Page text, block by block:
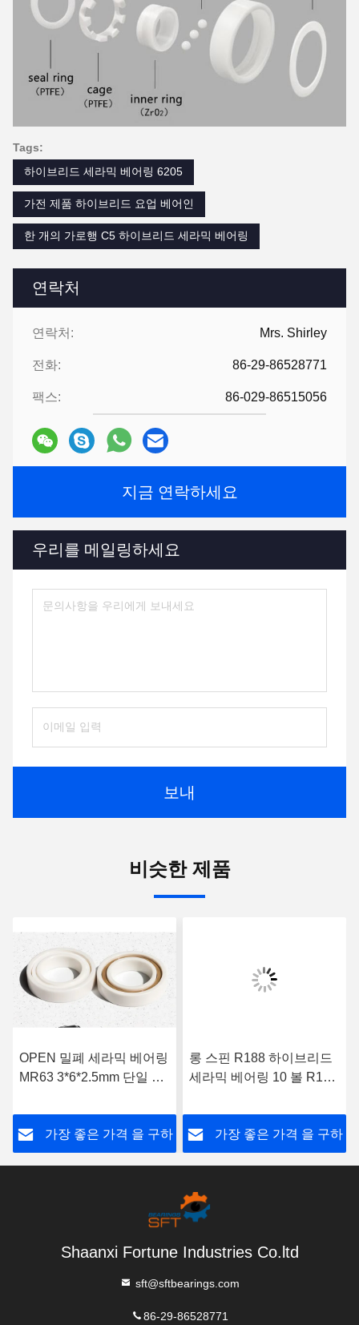
연락처
연락처: Mrs. Shirley
전화: 86-29-86528771
팩스: 86-029-86515056
지금 연락하세요
우리를 메일링하세요
보내
Tags:
하이브리드 세라믹 베어링 6205
가전 제품 하이브리드 요업 베어인
한 개의 가로행 C5 하이브리드 세라믹 베어링
비슷한 제품
OPEN 밀폐 세라믹 베어링
MR63 3*6*2.5mm 단일 라
가장 좋은 가격 을 구하
롱 스핀 R188 하이브리드
세라믹 베어링 10 볼 R188
가장 좋은 가격 을 구하
Shaanxi Fortune Industries Co.ltd
sft@sftbearings.com
86-29-86528771